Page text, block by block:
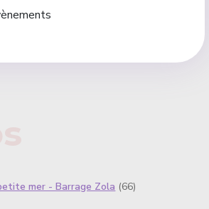
mer - Barrage Zola (66)